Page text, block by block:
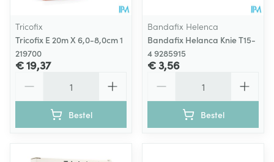
Tricofix
Tricofix E 20m X 6,0-8,0cm 1
219700
€ 19,37
Bestel
Bandafix Helenca
Bandafix Helanca Knie T15-
4 9285915
€ 3,56
Bestel